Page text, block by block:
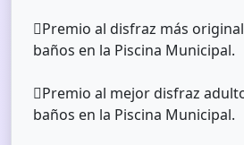
Premio al disfraz más
baños en la Piscina Municipal.
Premio al mejor disfraz
baños en la Piscina Municipal.